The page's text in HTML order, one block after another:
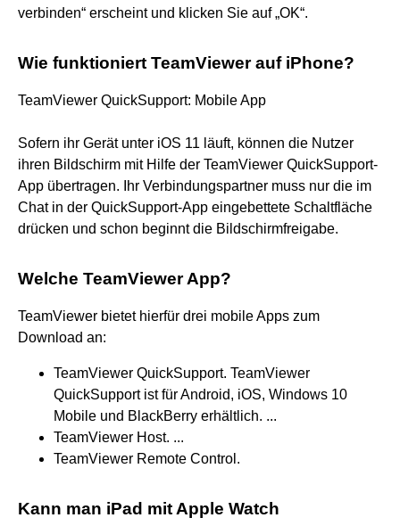
verbinden“ erscheint und klicken Sie auf „OK“.
Wie funktioniert TeamViewer auf iPhone?
TeamViewer QuickSupport: Mobile App
Sofern ihr Gerät unter iOS 11 läuft, können die Nutzer
ihren Bildschirm mit Hilfe der TeamViewer QuickSupport-
App übertragen. Ihr Verbindungspartner muss nur die im
Chat in der QuickSupport-App eingebettete Schaltfläche
drücken und schon beginnt die Bildschirmfreigabe.
Welche TeamViewer App?
TeamViewer bietet hierfür drei mobile Apps zum
Download an:
TeamViewer QuickSupport. TeamViewer
QuickSupport ist für Android, iOS, Windows 10
Mobile und BlackBerry erhältlich. ...
TeamViewer Host. ...
TeamViewer Remote Control.
Kann man iPad mit Apple Watch